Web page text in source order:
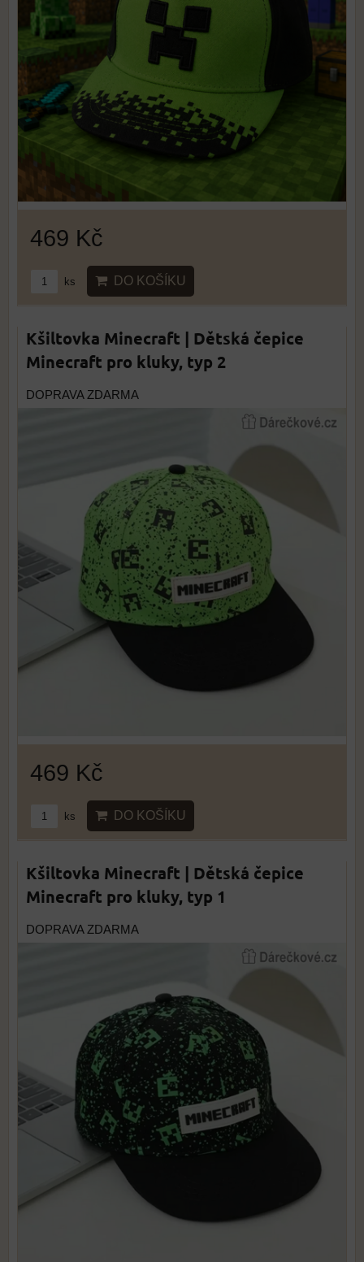
469 Kč
ks DO KOŠÍKU
Kšiltovka Minecraft | Dětská čepice
Minecraft pro kluky, typ 2
DOPRAVA ZDARMA
469 Kč
ks DO KOŠÍKU
Kšiltovka Minecraft | Dětská čepice
Minecraft pro kluky, typ 1
DOPRAVA ZDARMA